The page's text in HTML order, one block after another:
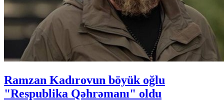
Ramzan Kadırovun böyük oğlu
"Respublika Qəhrəmanı" oldu